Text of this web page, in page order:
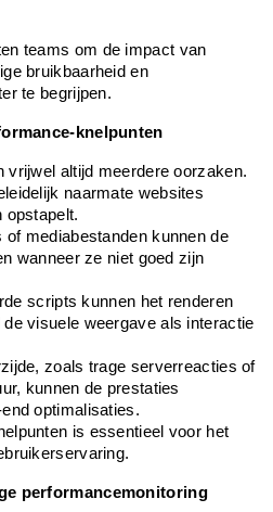
teams om de impact van
bruikbaarheid en
te begrijpen.
knelpunten
vrijwel altijd meerdere oorzaken.
naarmate websites
opstapelt.
of mediabestanden kunnen de
wanneer ze niet goed zijn
scripts kunnen het renderen
visuele weergave als interactie
zoals trage serverreacties of
kunnen de prestaties
optimalisaties.
is essentieel voor het
performancemonitoring